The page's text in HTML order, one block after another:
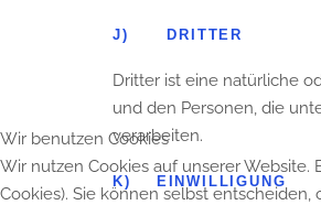
J) DRITTER
Dritter ist eine natürliche
und den Personen, die
verarbeiten.
K) EINWILLIGUNG
Wir benutzen Cookies
Wir nutzen Cookies auf unserer
Cookies). Sie können selbst